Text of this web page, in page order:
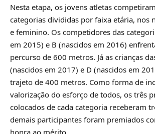
Nesta etapa, os jovens atletas
categorias divididas por faixa etária, nos
e feminino. Os competidores das
em 2015) e B (nascidos em 2016)
percurso de 600 metros. Já as crianças
(nascidos em 2017) e D (nascidos em
trajeto de 400 metros. Como forma de
valorização do esforço de todos, os três
colocados de cada categoria receberam
demais participantes foram premiados
honra ao mérito.